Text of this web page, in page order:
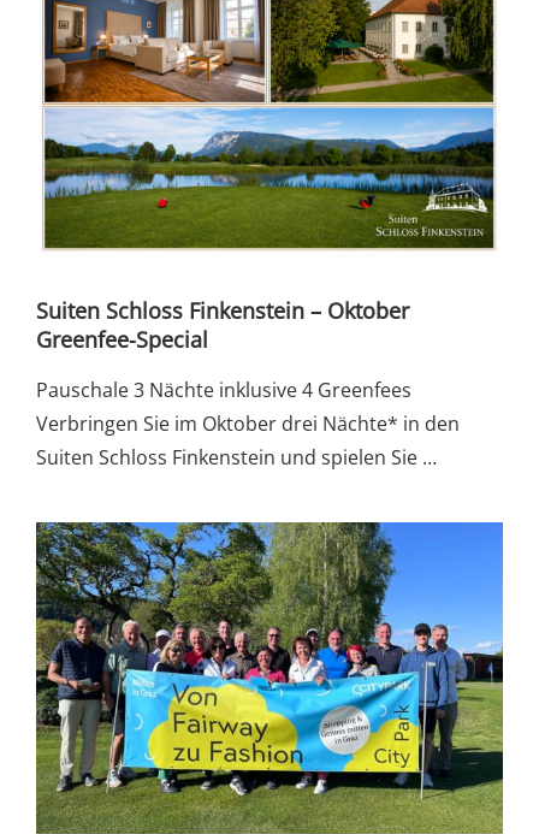
Suiten Schloss Finkenstein – Oktober
Greenfee-Special
Pauschale 3 Nächte inklusive 4 Greenfees
Verbringen Sie im Oktober drei Nächte* in den
Suiten Schloss Finkenstein und spielen Sie …